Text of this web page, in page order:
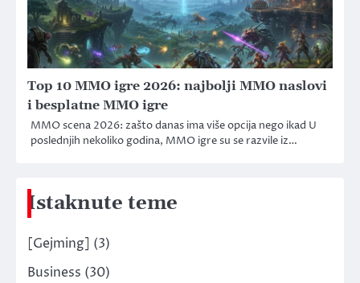
Top 10 MMO igre 2026: najbolji MMO naslovi
i besplatne MMO igre
MMO scena 2026: zašto danas ima više opcija nego ikad U
poslednjih nekoliko godina, MMO igre su se razvile iz…
Istaknute teme
[Gejming] (3)
Business (30)